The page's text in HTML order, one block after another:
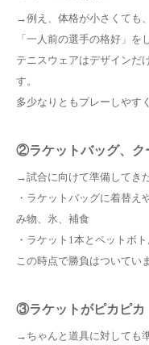
→例え、体格が小さくても、
「一人前の選手の格好」を
テニスウェアはデザインだ
す。
多少なりともプレーしやす
②ラケットバッグ、ク
→試合に向けて準備してき
・ラケットバッグに着替え
み物、氷、補食
・ラケット1本とペットボ
この時点で勝負はついてい
③ラケットがピカピカ
→ちゃんと道具に対しても